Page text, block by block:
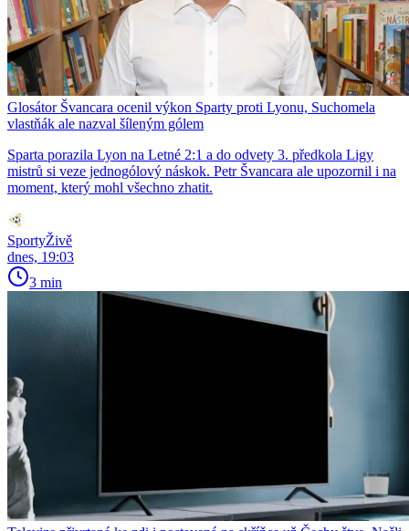
Glosátor Švancara ocenil výkon Sparty proti Lyonu, Suchomela
vlastňák ale nazval šíleným gólem
Sparta porazila Lyon na Letné 2:1 a do odvety 3. předkola Ligy
mistrů si veze jednogólový náskok. Petr Švancara ale upozornil i na
moment, který mohl všechno zhatit.
SportyŽivě
dnes, 19:03
3 min